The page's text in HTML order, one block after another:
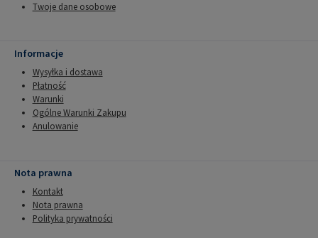
Twoje dane osobowe
Informacje
Wysyłka i dostawa
Płatność
Warunki
Ogólne Warunki Zakupu
Anulowanie
Nota prawna
Kontakt
Nota prawna
Polityka prywatności